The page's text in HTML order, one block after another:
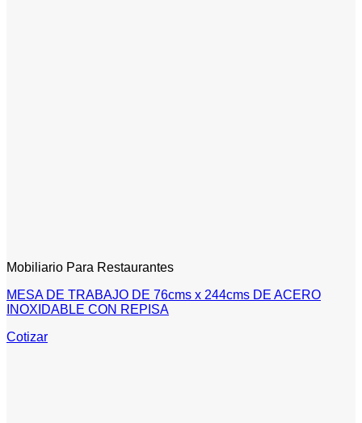
Mobiliario Para Restaurantes
MESA DE TRABAJO DE 76cms x 244cms DE ACERO
INOXIDABLE CON REPISA
Cotizar